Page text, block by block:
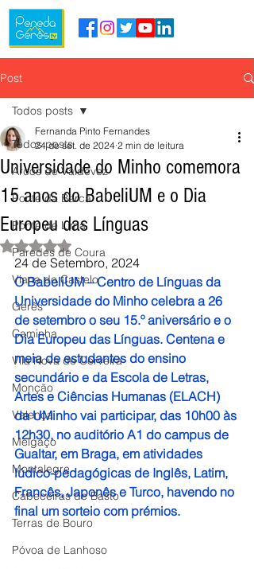
Post
Todos posts
Arcos de Valdevez
Ponte da Barca
Ponte de Lima
Paredes de Coura
Viana do Castelo
Gerês
Caminha
Vila Nova de Cerveira
Monção
Valença
Melgaço
Montalegre
Cabeceiras de Basto
Terras de Bouro
Póvoa de Lanhoso
Todos posts
Universidade do Minho comemora
15 anos do BabeliUM e o Dia
Europeu das Línguas
Fernanda Pinto Fernandes
24 de set. de 2024 2 min de leitura
Avaliado com NaN de 5 estrelas.
24 de Setembro, 2024
O BabeliUM – Centro de Línguas da
Universidade do Minho celebra a 26
de setembro o seu 15.º aniversário e o
Dia Europeu das Línguas. Centena e
meia de estudantes do ensino
secundário e da Escola de Letras,
Artes e Ciências Humanas (ELACH)
da UMinho vai participar, das 10h00 às
12h30, no auditório A1 do campus de
Gualtar, em Braga, em atividades
lúdico-pedagógicas de Inglês, Latim,
Francês, Japonês e Turco, havendo no
final um sorteio com prémios.